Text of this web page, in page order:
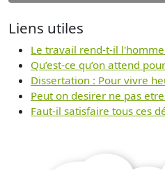
Liens utiles
Le travail rend-t-il
Qu’est-ce qu’on attend
Dissertation : Pour vivre
Peut on desirer ne pas
Faut-il satisfaire tous ces